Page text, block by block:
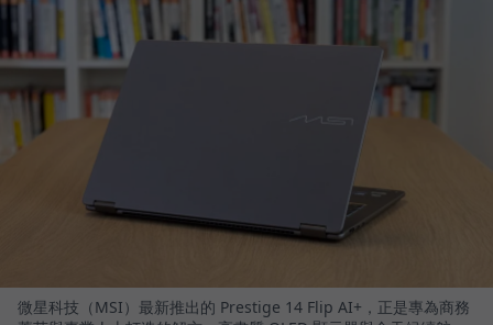
微星科技（MSI）最新推出的 Prestige 14 Flip AI+，正是專為商務